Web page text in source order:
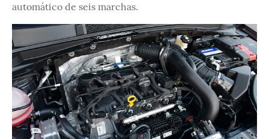
automático de seis marchas.